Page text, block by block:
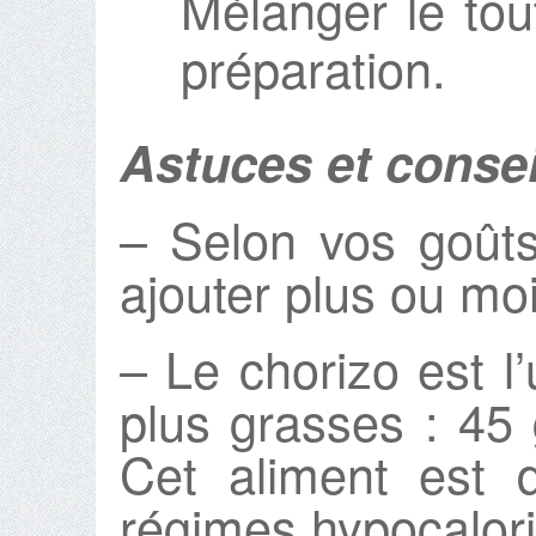
préparation.
Astuces et
– Selon vos
ajouter plus ou
– Le chorizo est
plus grasses :
Cet aliment est